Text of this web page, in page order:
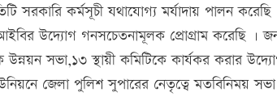
সরকারি কর্মসূচী যথাযোগ্য মর্যাদায় পালন
উদ্যোগ গনসচেতনামূলক প্রোগ্রাম করেছি ।
সভা,১৩ স্থায়ী কমিটিকে কার্যকর করার
জেলা পুলিশ সুপারের নেতৃত্বে মতবিনিময়